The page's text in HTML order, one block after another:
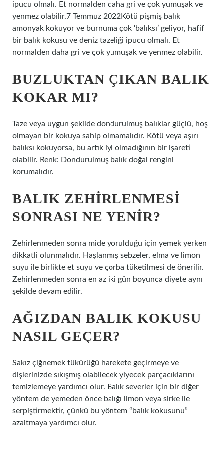
ipucu olmalı. Et normalden daha gri ve çok yumuşak ve
yenmez olabilir.7 Temmuz 2022Kötü pişmiş balık
amonyak kokuyor ve burnuma çok ‘balıksı’ geliyor, hafif
bir balık kokusu ve deniz tazeliği ipucu olmalı. Et
normalden daha gri ve çok yumuşak ve yenmez olabilir.
BUZLUKTAN ÇIKAN BALIK
KOKAR MI?
Taze veya uygun şekilde dondurulmuş balıklar güçlü, hoş
olmayan bir kokuya sahip olmamalıdır. Kötü veya aşırı
balıksı kokuyorsa, bu artık iyi olmadığının bir işareti
olabilir. Renk: Dondurulmuş balık doğal rengini
korumalıdır.
BALIK ZEHIRLENMESI
SONRASI NE YENIR?
Zehirlenmeden sonra mide yorulduğu için yemek yerken
dikkatli olunmalıdır. Haşlanmış sebzeler, elma ve limon
suyu ile birlikte et suyu ve çorba tüketilmesi de önerilir.
Zehirlenmeden sonra en az iki gün boyunca diyete aynı
şekilde devam edilir.
AĞIZDAN BALIK KOKUSU
NASIL GEÇER?
Sakız çiğnemek tükürüğü harekete geçirmeye ve
dişlerinizde sıkışmış olabilecek yiyecek parçacıklarını
temizlemeye yardımcı olur. Balık severler için bir diğer
yöntem de yemeden önce balığı limon veya sirke ile
serpiştirmektir, çünkü bu yöntem “balık kokusunu”
azaltmaya yardımcı olur.